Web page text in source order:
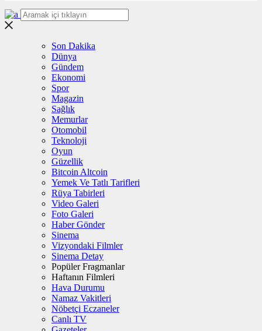
Son Dakika
Dünya
Gündem
Ekonomi
Spor
Magazin
Sağlık
Memurlar
Otomobil
Teknoloji
Oyun
Güzellik
Bitcoin Altcoin
Yemek Ve Tatlı Tarifleri
Rüya Tabirleri
Video Galeri
Foto Galeri
Haber Gönder
Sinema
Vizyondaki Filmler
Sinema Detay
Popüler Fragmanlar
Haftanın Filmleri
Hava Durumu
Namaz Vakitleri
Nöbetçi Eczaneler
Canlı TV